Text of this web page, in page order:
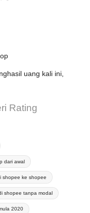
uang kali ini,
Rating
dari awal
shopee ke shopee
shopee tanpa modal
2020